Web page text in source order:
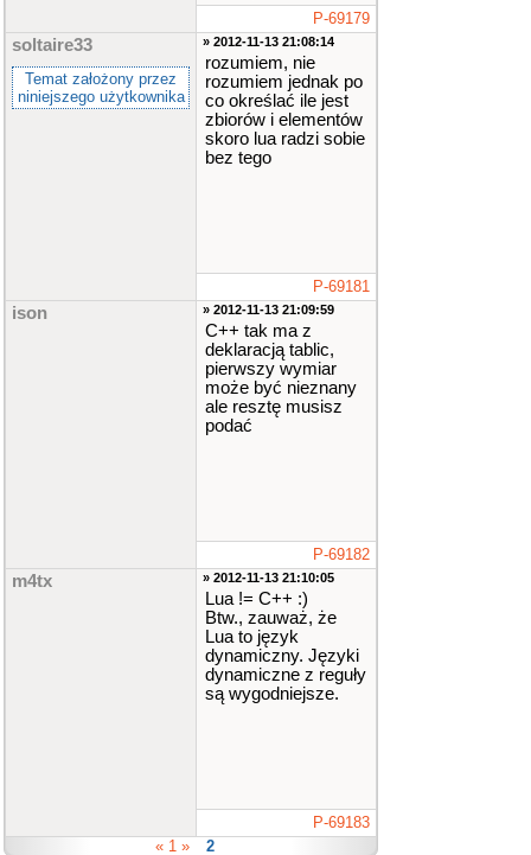
P-69179
soltaire33
Temat założony przez
niniejszego użytkownika
» 2012-11-13 21:08:14
rozumiem, nie
rozumiem jednak po
co określać ile jest
zbiorów i elementów
skoro lua radzi sobie
bez tego
P-69181
ison » 2012-11-13 21:09:59
C++ tak ma z
deklaracją tablic,
pierwszy wymiar
może być nieznany
ale resztę musisz
podać
P-69182
m4tx » 2012-11-13 21:10:05
Lua != C++ :)
Btw., zauważ, że
Lua to język
dynamiczny. Języki
dynamiczne z reguły
są wygodniejsze.
P-69183
« 1 »
2